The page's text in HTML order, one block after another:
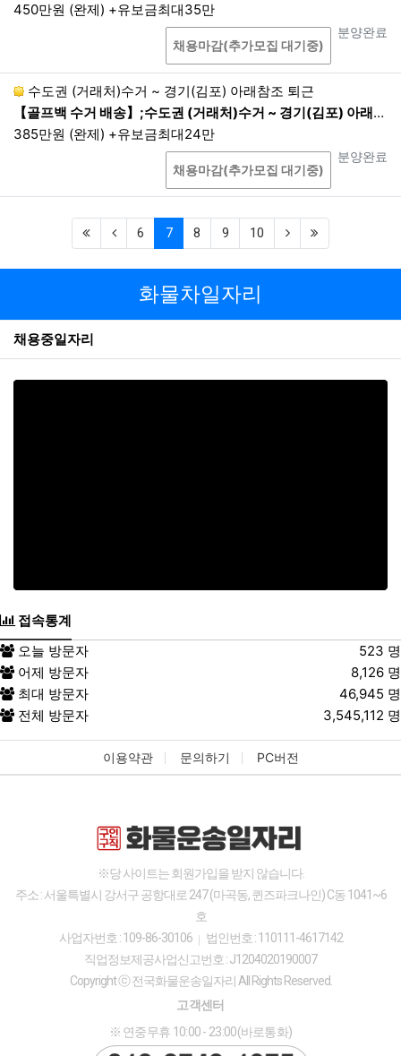
파기절차
이용자가 입력한 정보는 목적 달성 후 별도의 데이터베이스
에 옮겨져(종이의 경우 별도의 서류) 내부 방침 및 기타 관련
법령에 따라 일정기간 저장된 후 혹은 즉시 파기됩니다. 이
때, 데이터베이스로 옮겨진 개인정보는 법령에 의한 경우가
아니고서는 다른 목적으로 이용되지 않습니다.
파기기한
이용자의 개인정보는 해당 보유기간이 경과된 경우에는 보
유기간의 종료일로부터 5영업일 이내에, 개인정보의 처리
목적 달성, 해당 서비스의 폐지, 사업의 종료 등 그 개인정보
것으로 인정되는 날로부터 5영업일 이내에 그 개인정보를
파기합니다. 만14세 미만 아동에 대한 법정대리인의 거부가
있거나 동의 의사가 확인되지 않는 경우 수집일로부터 5영
업일 이내에 해당 개인정보를 파기합니다.
전자적 파일 형태의 정보는 기록을 재생할 수 없는 기술적
방법을 사용합니다. 종이에 출력된 개인정보는 분쇄기로 분
회사에 개인정보 수집 이용 제공 등의 동
제를 요구한 경우에는 회사는 정정 또는 삭제를 완료
할 때까지 당해 개인정보를 이용하거나 제공하지 않
에 할 수 있습니다. 이용자의 개인정보 열람 등 청구
업무가 신속하게 처리되도록 노력하겠습니다.
<개인정보 열람 관련 문의>
담당부서
고객센터
대표번호
010-8749-1375
이메일
{{4}}
제7조. 개인정보 자동 수집 장치의 설
450만원 (완제) +유보금최대35만
진행상태
분양완료
상담
채용마감(추가모집 대기중)
수도권 (거래처)수거 ~ 경기(김포) 아래참조 퇴근
【골프백 수거 배송】;수도권 (거래처)수거 ~ 경기(김포) 아래참조 퇴근;06:00~14:00 1회전 퇴근
385만원 (완제) +유보금최대24만
진행상태
분양완료
상담
채용마감(추가모집 대기중)
(first)(previous)
6 7(current)
8 9 10 (next)
화물차일자리
채용중일자리
접속통계
오늘 방문자
523 명
어제 방문자
8,126 명
최대 방문자
46,945 명
전체 방문자
3,545,112 명
이용약관 문의하기 PC버전
※당 사이트는 회원가입을 받지 않습니다.
주소 : 서울특별시 강서구 공항대로 247 (마곡동, 퀸즈파크나인) C동 1041~6
호
사업자번호 : 109-86-30106
법인번호 : 110111-4617142
직업정보제공사업신고번호 : J1204020190007
Copyright ⓒ 전국화물운송일자리 All Rights Reserved.
고객센터
※ 연중무휴 10:00 - 23:00(바로통화)